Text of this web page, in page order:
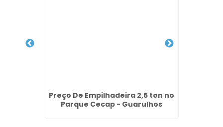
Preço De Empilhadeira 2,5 ton no
Parque Cecap - Guarulhos